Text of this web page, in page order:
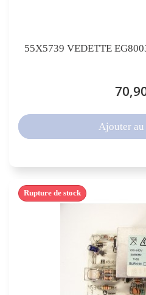
55X5739 VEDETTE
Ajouter
Rupture de stock